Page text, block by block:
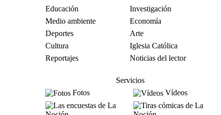
Educación
Investigación
Medio ambiente
Economía
Deportes
Arte
Cultura
Iglesia Católica
Reportajes
Noticias del lector
Servicios
Fotos
Vídeos